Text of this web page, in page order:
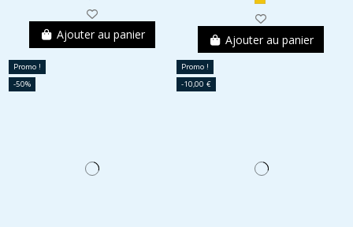
Ajouter au panier Ajouter au panier
Promo !
-50%
Promo !
-10,00 €